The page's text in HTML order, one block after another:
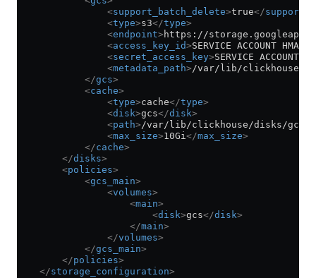
                <
support_batch_delete>true</
                <
type>s3</type>
                <
endpoint> https://
                <
access_key_id>SERVICE ACCOUNT HMAC
                <
secret_access_key>SERVICE ACCOUNT
                <
metadata_path>/var/lib/clickhouse/
            </
gcs>
            <
cache>
                <
type>cache</type>
                <
disk>gcs</disk>
                <
path>/var/lib/clickhouse/disks/
                <
max_size>10Gi</max_size>
            </
cache>
        </
disks>
        <
policies>
            <
gcs_main>
                <
volumes>
                    <
main>
                        <
disk>gcs</disk>
                    </
main>
                </
volumes>
            </
gcs_main>
        </
policies>
    </
storage_configuration>